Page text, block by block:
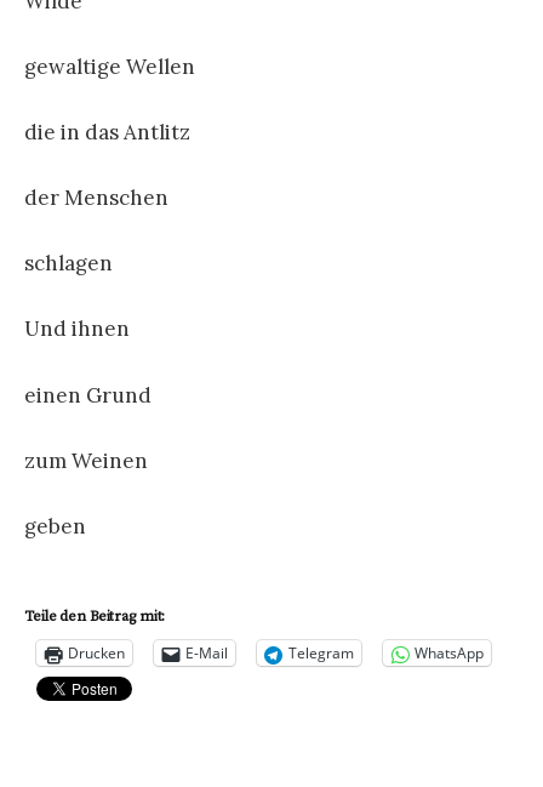
gewaltige Wellen
die in das Antlitz
der Menschen
schlagen
Und ihnen
einen Grund
zum Weinen
geben
Teile den Beitrag mit:
Drucken E-Mail Telegram WhatsApp